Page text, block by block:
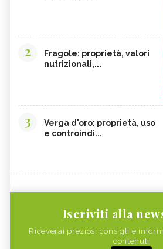
2
Fragole: proprietà, valori
nutrizionali,...
3
Verga d'oro: proprietà, uso
e controindi...
Iscriviti alla
Riceverai preziosi consigli e
contenuti